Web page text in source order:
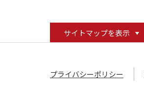
サイトマップを表示
プライバシーポリシー